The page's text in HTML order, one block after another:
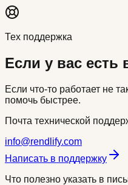
Тех поддержка
Если у вас
Если что-то работает не
помочь быстрее.
Почта технической
info@rendlify.com
Написать в поддержку
Что полезно указать в